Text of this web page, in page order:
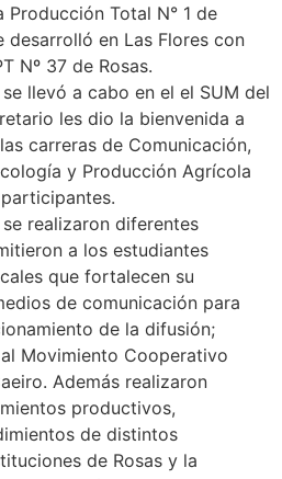
Producción Total N° 1 de
desarrolló en Las Flores con
Nº 37 de Rosas.
llevó a cabo en el el SUM del
les dio la bienvenida a
carreras de Comunicación,
y Producción Agrícola
realizaron diferentes
a los estudiantes
que fortalecen su
de comunicación para
de la difusión;
Movimiento Cooperativo
Además realizaron
productivos,
de distintos
de Rosas y la